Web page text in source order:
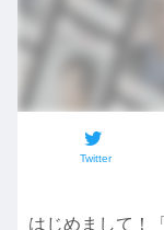
Twitter
はじめまして！